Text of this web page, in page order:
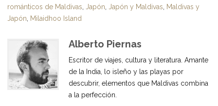
románticos de Maldivas Japón Japón y Maldivas
Maldivas y
Japón
Milaidhoo Island
Alberto Piernas
Escritor de viajes, cultura y literatura. Amante
de la India, lo isleño y las playas por
descubrir, elementos que Maldivas combina
a la perfección.